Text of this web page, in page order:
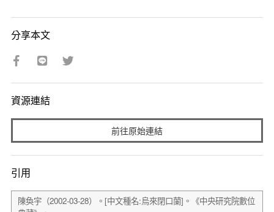
分享本文
資源連結
前往原始連結
引用